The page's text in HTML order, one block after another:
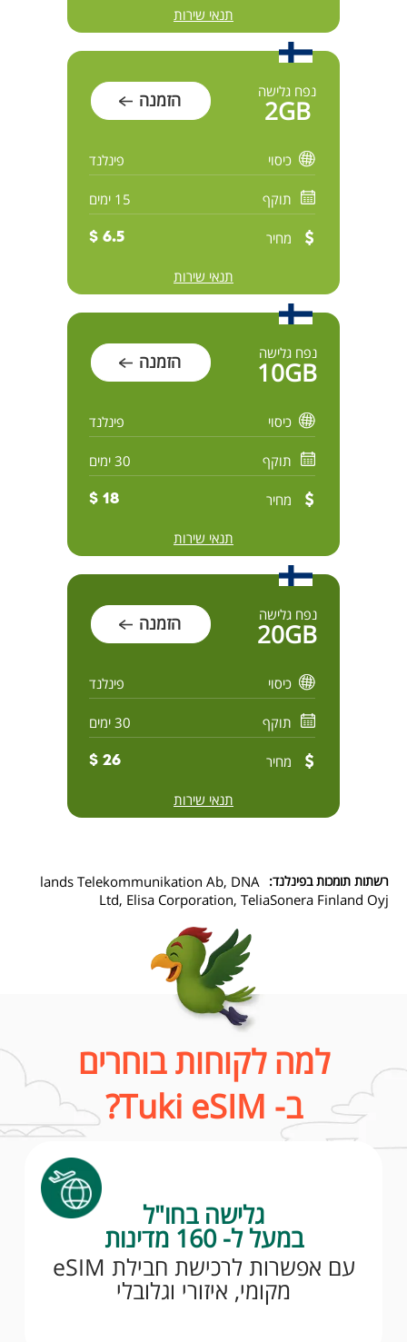
תנאי שירות
נפח גלישה
2GB הזמנה
כיסוי פינלנד
תוקף 15 ימים
מחיר 6.5 $
תנאי שירות
נפח גלישה
10GB הזמנה
כיסוי פינלנד
תוקף 30 ימים
מחיר 18 $
תנאי שירות
נפח גלישה
20GB הזמנה
כיסוי פינלנד
תוקף 30 ימים
מחיר 26 $
תנאי שירות
רשתות תומכות בפינלנד: lands Telekommunikation Ab, DNA
Ltd, Elisa Corporation, TeliaSonera Finland Oyj
למה לקוחות בוחרים
ב- Tuki eSIM?
גלישה בחו"ל
במעל ל- 160 מדינות
עם אפשרות לרכישת חבילת eSIM
מקומי, איזורי וגלובלי